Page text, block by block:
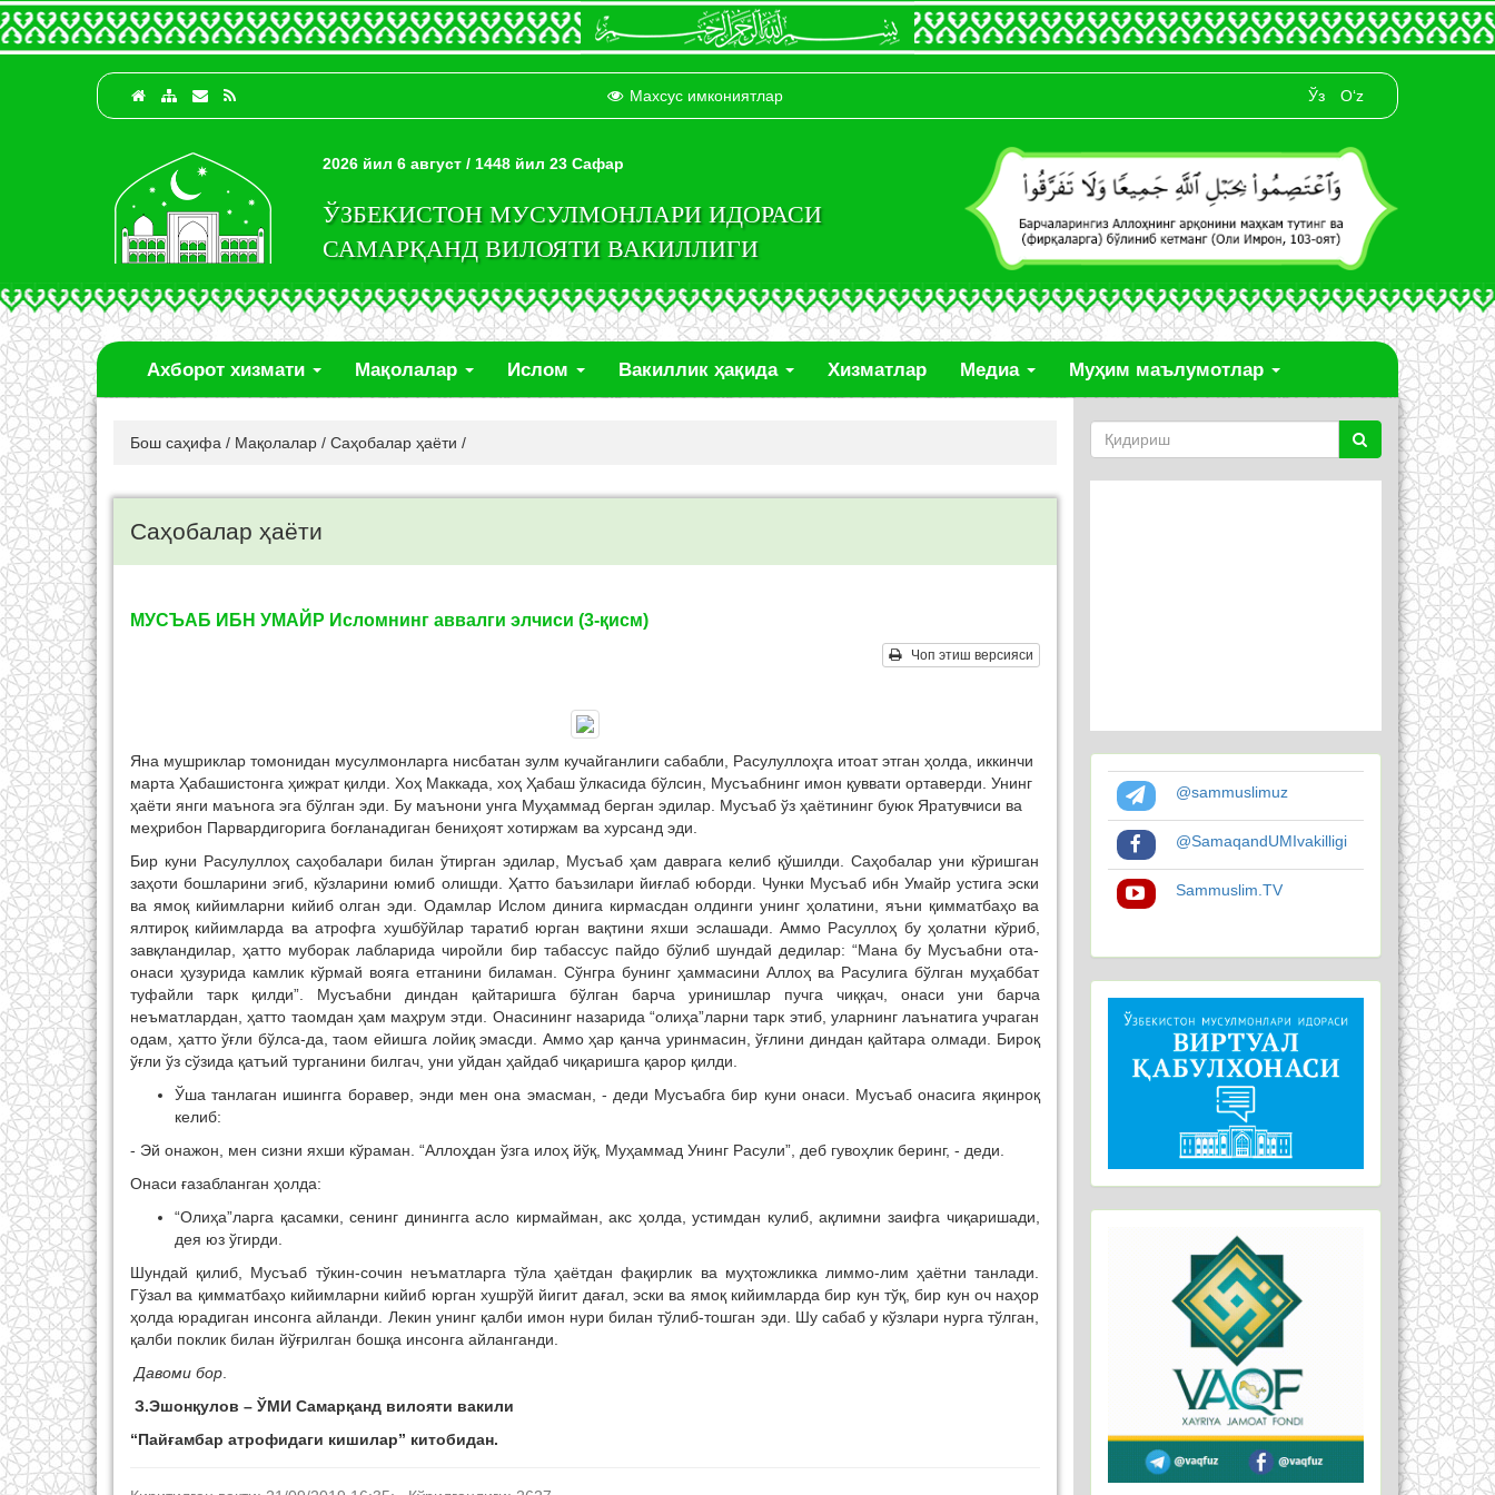
Махсус имкониятлар Ўз O‘z
2026 йил 6 август / 1448 йил 23 Сафар
ЎЗБЕКИСТОН МУСУЛМОНЛАРИ ИДОРАСИ
САМАРҚАНД ВИЛОЯТИ ВАКИЛЛИГИ
Ахборот хизмати Мақолалар Ислом Вакиллик ҳақида Хизматлар Медиа Муҳим маълумотлар
Бош саҳифа / Мақолалар / Саҳобалар ҳаёти /
Саҳобалар ҳаёти
МУСЪАБ ИБН УМАЙР Исломнинг аввалги элчиси (3-қисм)
Чоп этиш версияси
Яна мушриклар томонидан мусулмонларга нисбатан зулм кучайганлиги сабабли, Расулуллоҳга итоат этган ҳолда, иккинчи
марта Ҳабашистонга ҳижрат қилди. Хоҳ Маккада, хоҳ Ҳабаш ўлкасида бўлсин, Мусъабнинг имон қуввати ортаверди. Унинг
ҳаёти янги маънога эга бўлган эди. Бу маънони унга Муҳаммад берган эдилар. Мусъаб ўз ҳаётининг буюк Яратувчиси ва
меҳрибон Парвардигорига боғланадиган бениҳоят хотиржам ва хурсанд эди.
Бир куни Расулуллоҳ саҳобалари билан ўтирган эдилар, Мусъаб ҳам даврага келиб қўшилди. Саҳобалар уни кўришган
заҳоти бошларини эгиб, кўзларини юмиб олишди. Ҳатто баъзилари йиғлаб юборди. Чунки Мусъаб ибн Умайр устига эски
ва ямоқ кийимларни кийиб олган эди. Одамлар Ислом динига кирмасдан олдинги унинг ҳолатини, яъни қимматбаҳо ва
ялтироқ кийимларда ва атрофга хушбўйлар таратиб юрган вақтини яхши эслашади. Аммо Расуллоҳ бу ҳолатни кўриб,
завқландилар, ҳатто муборак лабларида чиройли бир табассус пайдо бўлиб шундай дедилар: “Мана бу Мусъабни ота-
онаси ҳузурида камлик кўрмай вояга етганини биламан. Сўнгра бунинг ҳаммасини Аллоҳ ва Расулига бўлган муҳаббат
туфайли тарк қилди”. Мусъабни диндан қайтаришга бўлган барча уринишлар пучга чиққач, онаси уни барча
неъматлардан, ҳатто таомдан ҳам маҳрум этди. Онасининг назарида “олиҳа”ларни тарк этиб, уларнинг лаънатига учраган
одам, ҳатто ўғли бўлса-да, таом ейишга лойиқ эмасди. Аммо ҳар қанча уринмасин, ўғлини диндан қайтара олмади. Бироқ
ўғли ўз сўзида қатъий турганини билгач, уни уйдан ҳайдаб чиқаришга қарор қилди.
Ўша танлаган ишингга боравер, энди мен она эмасман, - деди Мусъабга бир куни онаси. Мусъаб онасига яқинроқ
келиб:
- Эй онажон, мен сизни яхши кўраман. “Аллоҳдан ўзга илоҳ йўқ, Муҳаммад Унинг Расули”, деб гувоҳлик беринг, - деди.
Онаси ғазабланган ҳолда:
“Олиҳа”ларга қасамки, сенинг динингга асло кирмайман, акс ҳолда, устимдан кулиб, ақлимни заифга чиқаришади,
дея юз ўгирди.
Шундай қилиб, Мусъаб тўкин-сочин неъматларга тўла ҳаётдан фақирлик ва муҳтожликка лиммо-лим ҳаётни танлади.
Гўзал ва қимматбаҳо кийимларни кийиб юрган хушрўй йигит дағал, эски ва ямоқ кийимларда бир кун тўқ, бир кун оч наҳор
ҳолда юрадиган инсонга айланди. Лекин унинг қалби имон нури билан тўлиб-тошган эди. Шу сабаб у кўзлари нурга тўлган,
қалби поклик билан йўғрилган бошқа инсонга айланганди.
Давоми бор
З.Эшонқулов – ЎМИ Самарқанд вилояти вакили
“Пайғамбар атрофидаги кишилар” китобидан.
@sammuslimuz
@SamaqandUMIvakilligi
Sammuslim.TV